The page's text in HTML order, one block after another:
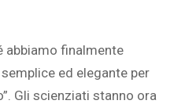
abbiamo finalmente
ed elegante per
Gli scienziati stanno ora